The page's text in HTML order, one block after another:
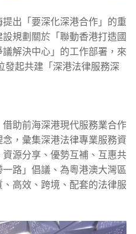
出「要深化深港合作」的重
規劃關於「聯動香港打造國
解決中心」的工作部署，來
發起共建「深港法律服務深
借助前海深港現代服務業合作
，彙集深港法律專業服務資
源分享、優勢互補、互惠共
路」倡議、為粵港澳大灣區
高效、跨境、配套的法律服